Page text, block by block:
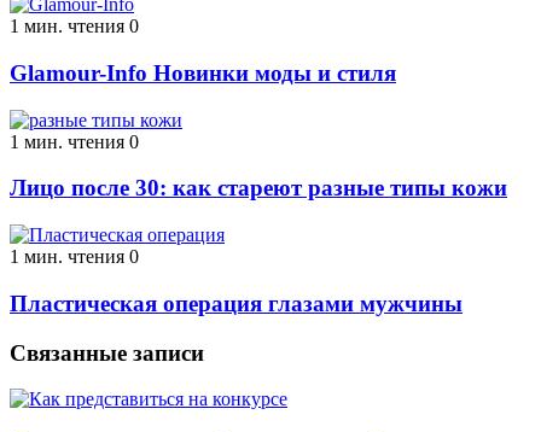
1 мин. чтения 0
Glamour-Info Новинки моды и стиля
1 мин. чтения 0
Лицо после 30: как стареют разные типы кожи
1 мин. чтения 0
Пластическая операция глазами мужчины
Связанные записи